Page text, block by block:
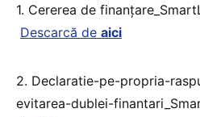
1. Cererea de
Descarcă de aici
2. Declaratie-pe-propria-
evitarea-dublei-